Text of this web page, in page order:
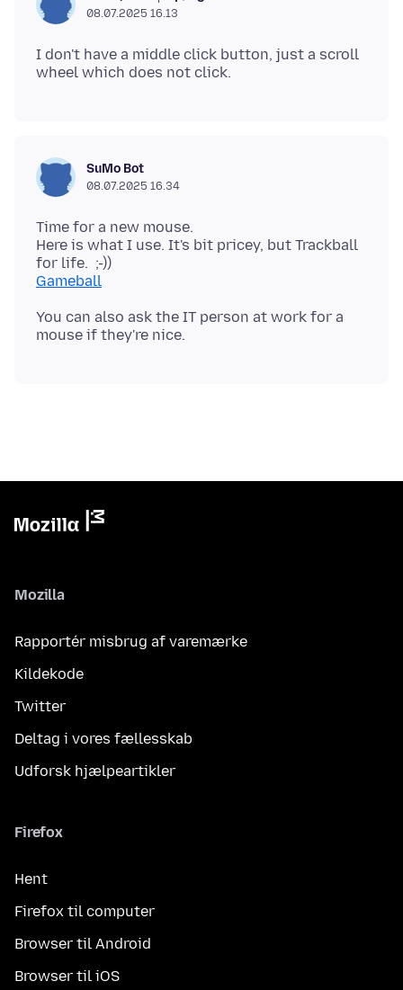
08.07.2025 16.13
I don't have a middle click button, just a scroll
SuMo Bot
08.07.2025 16.34
Time for a new mouse.
Here is what I use. It's bit pricey, but Trackball
Gameball
You can also ask the IT person at work for a
Mozilla
Rapportér misbrug af varemærke
Kildekode
Twitter
Deltag i vores fællesskab
Udforsk hjælpeartikler
Firefox
Hent
Firefox til computer
Browser til Android
Browser til iOS